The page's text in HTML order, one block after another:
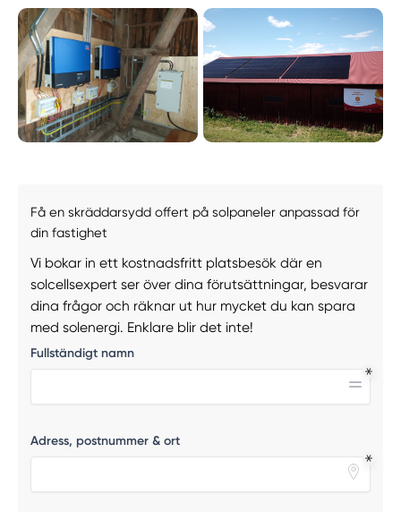
Få en skräddarsydd offert på solpaneler anpassad för
din fastighet
Vi bokar in ett kostnadsfritt platsbesök där en
solcellsexpert ser över dina förutsättningar, besvarar
dina frågor och räknar ut hur mycket du kan spara
med solenergi. Enklare blir det inte!
Fullständigt namn
Adress, postnummer & ort